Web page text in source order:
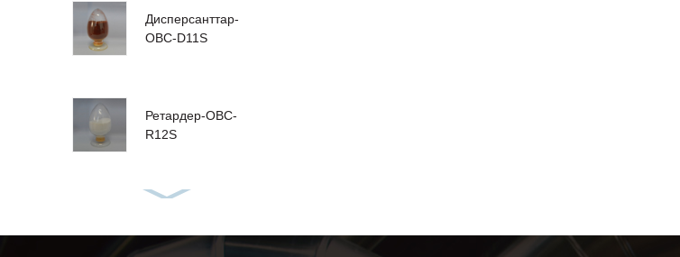
Дисперсанттар-
OBC-D11S
Ретардер-OBC-
R12S